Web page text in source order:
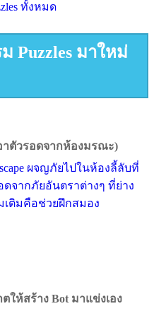
ทั้งหมด
Puzzles มาใหม่
อาตัวรอดจากห้องมรณะ)
ผจญภัยไปในห้องลี้ลับที่
จากภัยอันตราต่างๆ ที่ย่าง
เติมคือช่วยฝึกสมอง
ให้สร้าง Bot มาแข่งเอง